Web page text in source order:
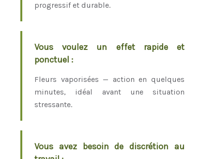
progressif et durable.
Vous voulez un effet rapide et
ponctuel :
Fleurs vaporisées — action en quelques
minutes, idéal avant une situation
stressante.
Vous avez besoin de discrétion au